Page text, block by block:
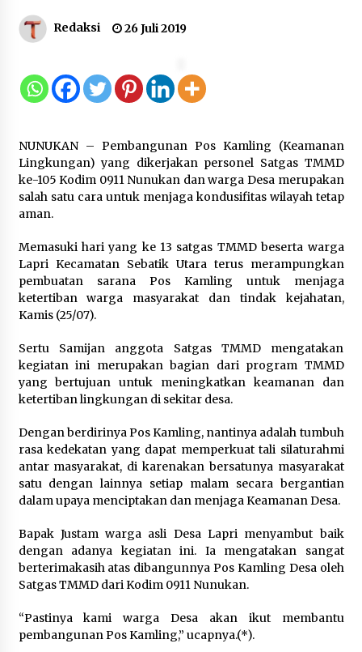
Tigaraksa, Semarakkan HUT RI
7 Agustus 2026
Lapas Banjar Tanam 200 Pohon
Cabai Dukung Program Ketahanan
Pangan
7 Agustus 2026
Tagihan Air Tanpa Pemakaian,
Terungkap Ada Transisi Panjang
Pengelolaan , Perumdam TKR
Didesak Transparan
Sarana PAUD Diperkuat, Tangsel
Dorong Angka Partisipasi Sekolah
Terus Meningkat
7 Agustus 2026
KKM Universitas Bina Bangsa
Kelompok 83 Laksanakan
Sebagai Upaya Memperkuat
Pemasaran UMKM di Desa Cempaka
6 Agustus 2026
Jaga Kebugaran Petugas, Lapas
Kelas I Tangerang Gelar Cek
Redaksi 26 Juli 2019
NUNUKAN – Pembangunan Pos Kamling (Keamanan
Lingkungan) yang dikerjakan personel Satgas TMMD
ke-105 Kodim 0911 Nunukan dan warga Desa merupakan
salah satu cara untuk menjaga kondusifitas wilayah tetap
aman.
Memasuki hari yang ke 13 satgas TMMD beserta warga
Lapri Kecamatan Sebatik Utara terus merampungkan
pembuatan sarana Pos Kamling untuk menjaga
ketertiban warga masyarakat dan tindak kejahatan,
Kamis (25/07).
Sertu Samijan anggota Satgas TMMD mengatakan
kegiatan ini merupakan bagian dari program TMMD
yang bertujuan untuk meningkatkan keamanan dan
ketertiban lingkungan di sekitar desa.
Dengan berdirinya Pos Kamling, nantinya adalah tumbuh
rasa kedekatan yang dapat memperkuat tali silaturahmi
antar masyarakat, di karenakan bersatunya masyarakat
satu dengan lainnya setiap malam secara bergantian
dalam upaya menciptakan dan menjaga Keamanan Desa.
Bapak Justam warga asli Desa Lapri menyambut baik
dengan adanya kegiatan ini. Ia mengatakan sangat
berterimakasih atas dibangunnya Pos Kamling Desa oleh
Satgas TMMD dari Kodim 0911 Nunukan.
“Pastinya kami warga Desa akan ikut membantu
pembangunan Pos Kamling,” ucapnya.(*).